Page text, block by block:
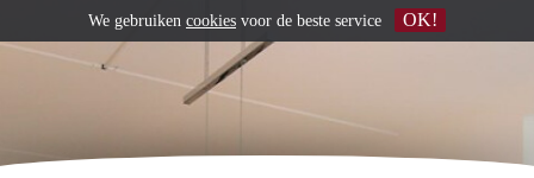
We gebruiken cookies voor de beste service OK!